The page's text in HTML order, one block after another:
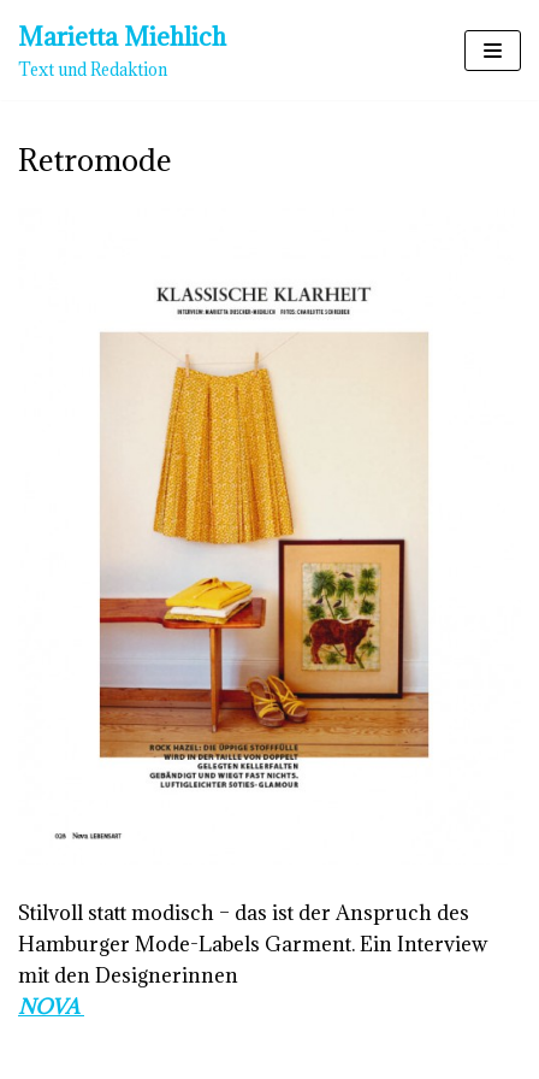
Zum
Inhalt
Marietta Miehlich
Text und Redaktion
Retromode
Stilvoll statt modisch – das ist der Anspruch des
Hamburger Mode-Labels Garment. Ein Interview
mit den Designerinnen
NOVA